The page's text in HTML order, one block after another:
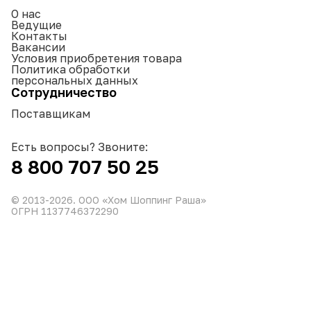
О нас
Ведущие
Контакты
Вакансии
Условия приобретения товара
Политика обработки
персональных данных
Сотрудничество
Поставщикам
Есть вопросы? Звоните:
8 800 707 50 25
© 2013-2026. ООО «Хом Шоппинг Раша»
ОГРН 1137746372290